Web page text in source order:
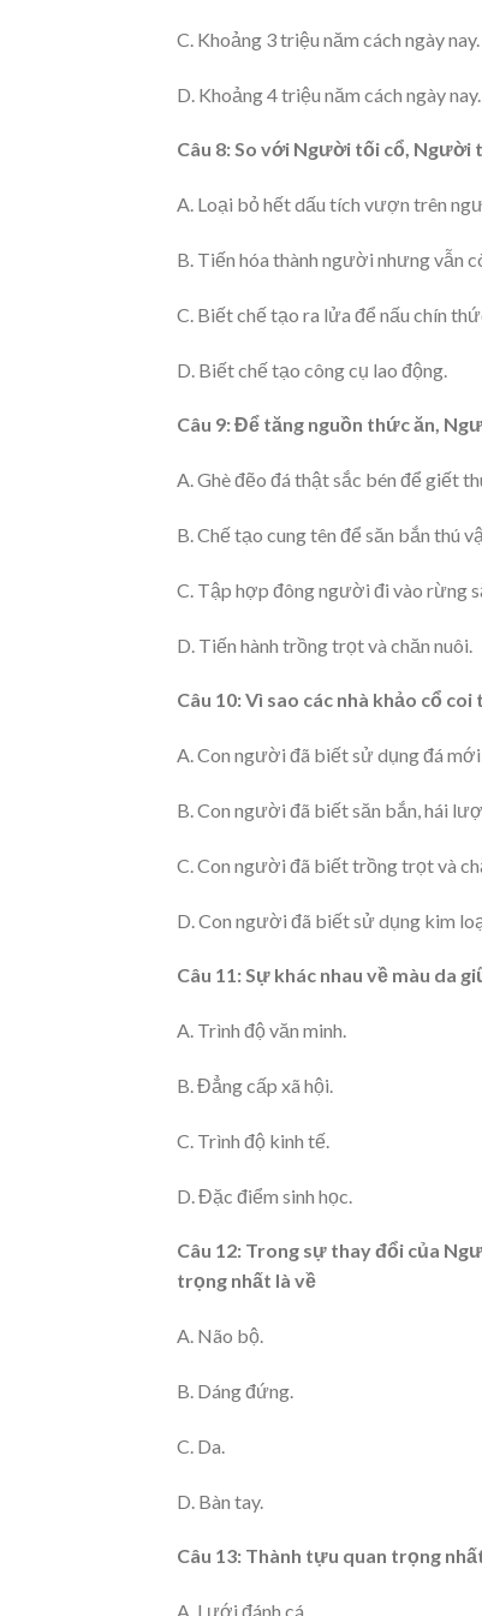
C. Khoảng 3 triệu năm cách ngày nay.
D. Khoảng 4 triệu năm cách ngày nay.
Câu 8: So với Người tối cổ, Người
A. Loại bỏ hết dấu tích vượn trên
B. Tiến hóa thành người nhưng vẫn
C. Biết chế tạo ra lửa để nấu chín
D. Biết chế tạo công cụ lao động.
Câu 9: Để tăng nguồn thức ăn,
A. Ghè đẽo đá thật sắc bén để giết
B. Chế tạo cung tên để săn bắn thú
C. Tập hợp đông người đi vào rừng
D. Tiến hành trồng trọt và chăn nuôi.
Câu 10: Vì sao các nhà khảo cổ
A. Con người đã biết sử dụng đá
B. Con người đã biết săn bắn, hái
C. Con người đã biết trồng trọt và
D. Con người đã biết sử dụng kim
Câu 11: Sự khác nhau về màu da
A. Trình độ văn minh.
B. Đẳng cấp xã hội.
C. Trình độ kinh tế.
D. Đặc điểm sinh học.
Câu 12: Trong sự thay đổi của
trọng nhất là về
A. Não bộ.
B. Dáng đứng.
C. Da.
D. Bàn tay.
Câu 13: Thành tựu quan trọng
A. Lưới đánh cá.